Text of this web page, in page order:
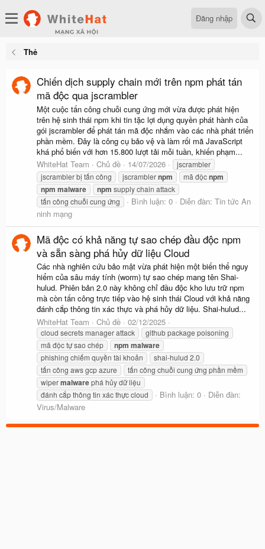
Đăng nhập
Thẻ
Chiến dịch supply chain mới trên npm phát tán
mã độc qua jscrambler
Một cuộc tấn công chuỗi cung ứng mới vừa được phát hiện
trên hệ sinh thái npm khi tin tặc lợi dụng quyền phát hành của
gói jscrambler để phát tán mã độc nhắm vào các nhà phát triển
phần mềm. Đây là công cụ bảo vệ và làm rối mã JavaScript
khá phổ biến với hơn 15.800 lượt tải mỗi tuần, khiến phạm...
WhiteHat Team
Chủ đề 14/07/2026
jscrambler
jscrambler bị tấn công
jscramblernpm mã độcnpm
npm malware npm supply chain attack
tấn công chuỗi cung ứng
Bình luận: 0 Diễn đàn: Tin tức An
ninh mạng
Mã độc có khả năng tự sao chép đầu độc npm
và sẵn sàng phá hủy dữ liệu Cloud
Các nhà nghiên cứu bảo mật vừa phát hiện một biến thể nguy
hiểm của sâu máy tính (worm) tự sao chép mang tên Shai-
hulud. Phiên bản 2.0 này không chỉ đầu độc kho lưu trữ npm
mà còn tấn công trực tiếp vào hệ sinh thái Cloud với khả năng
đánh cắp thông tin xác thực và phá hủy dữ liệu. Shai-hulud...
WhiteHat Team
Chủ đề 02/12/2025
cloud secrets manager attack
github package poisoning
mã độc tự sao chép
npm malware
phishing chiếm quyền tài khoản
shai-hulud 2.0
tấn công aws gcp azure
tấn công chuỗi cung ứng phần mềm
wipermalwarephá hủy dữ liệu
đánh cắp thông tin xác thực cloud
Bình luận: 0
Diễn đàn:
Virus/Malware